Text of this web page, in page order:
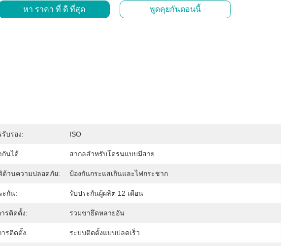
หา ราคา ที่ ดี ที่สุด พูดคุยกันตอนนี้
บรอง: ISO
กันได้: สากลสำหรับโดรนแบบมีสาย
านความปลอดภัย: ป้องกันกระแสเกินและไฟกระชาก
ะกัน: รับประกันผู้ผลิต 12 เดือน
รติดตั้ง: รวมขายึดหลายอัน
ารติดตั้ง: ระบบติดตั้งแบบปลดเร็ว